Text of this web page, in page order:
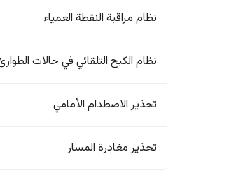
نظام مراقبة النقطة العمياء
نظام الكبح التلقائي في حالات
تحذير الاصطدام الأمامي
تحذير مغادرة المسار